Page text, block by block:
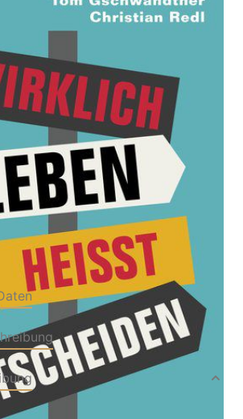
heißt entscheiden
hinzufügen
, Tom Gschwandtner
&
19.02.2020
192 Seiten
ISBN: 978-3-21801206-
5
seit 1995 Rollstuhlfahrer mit